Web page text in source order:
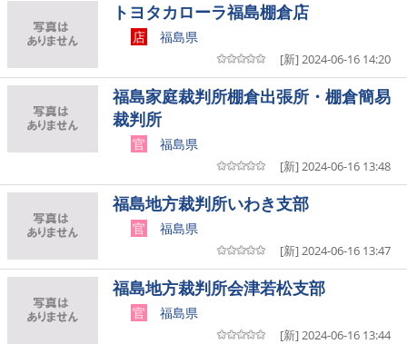
トヨタカローラ福島棚倉店
店 福島県
[新] 2024-06-16 14:20
福島家庭裁判所棚倉出張所・棚倉簡易
裁判所
官 福島県
[新] 2024-06-16 13:48
福島地方裁判所いわき支部
官 福島県
[新] 2024-06-16 13:47
福島地方裁判所会津若松支部
官 福島県
[新] 2024-06-16 13:44